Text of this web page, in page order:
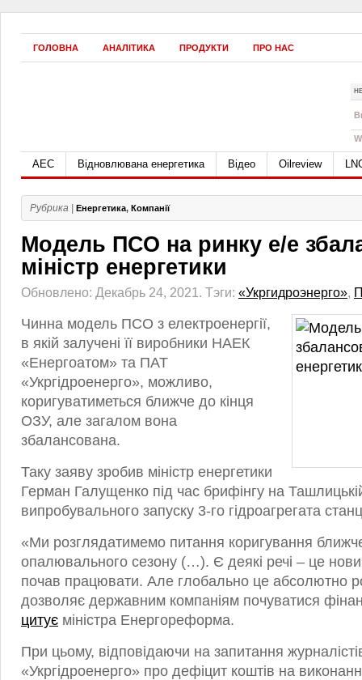
ГОЛОВНА АНАЛІТИКА ПРОДУКТИ ПРО НАС
АЕС Відновлювана енергетика Відео Oilreview
Рубрика | Енергетика, Компанії
Модель ПСО на ринку е/е
міністр енергетики
Обновлено: Декабрь 24, 2021. Тэги: «Укргидроэнерго»,
Чинна модель ПСО з електроенергії,
в якій залучені її виробники НАЕК
«Енергоатом» та ПАТ
«Укргідроенерго», можливо,
коригуватиметься ближче до кінця
ОЗУ, але загалом вона
збалансована.
Таку заяву зробив міністр енергетики
Герман Галущенко під час брифінгу на
випробувального запуску 3-го гідроагрегата
«Ми розглядатимемо питання коригування
опалювального сезону (…). Є деякі речі – це
почав працювати. Але глобально це абсолютно
дозволяє державним компаніям почуватися
цитує міністра Енергоpeформа.
При цьому, відповідаючи на запитання
«Укргідроенерго» про дефіцит коштів на